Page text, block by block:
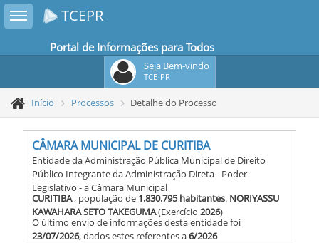
Toggle sidebar TCEPR
Portal de Informações para Todos
Seja Bem-vindo
TCE-PR
Início Processos Detalhe do Processo
CÂMARA MUNICIPAL DE CURITIBA
Entidade da Administração Pública Municipal de Direito
Público Integrante da Administração Direta - Poder
Legislativo - a Câmara Municipal
CURITIBA, população de 1.830.795 habitantes. NORIYASSU
KAWAHARA SETO TAKEGUMA(Exercício 2026)
O último envio de informações desta entidade foi
23/07/2026, dados estes referentes a6/2026